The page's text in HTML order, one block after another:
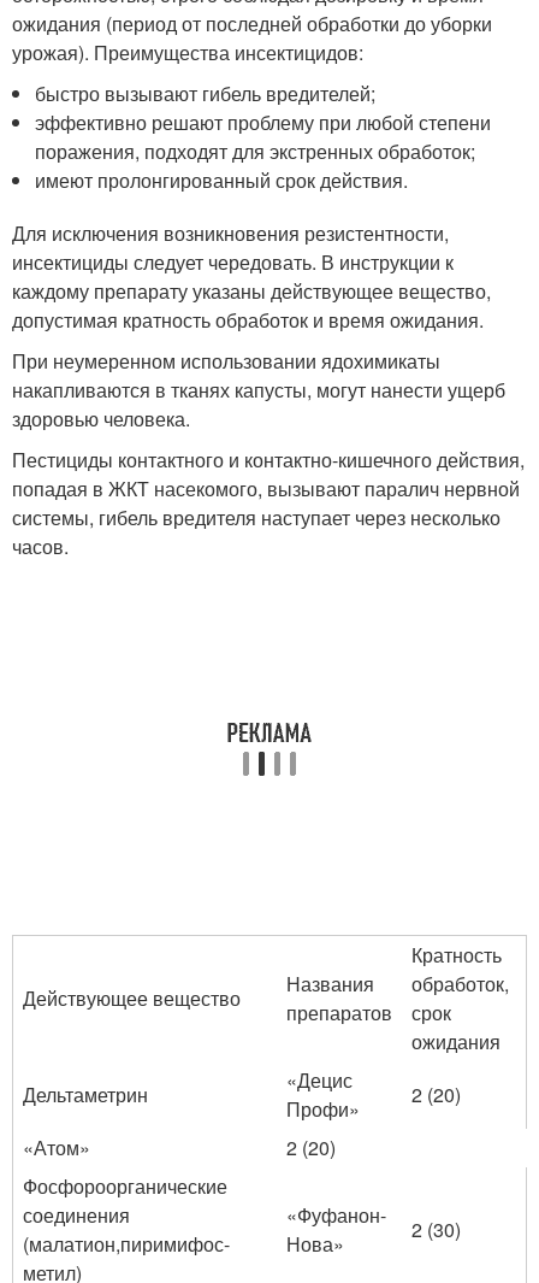
ожидания (период от последней обработки до уборки
урожая). Преимущества инсектицидов:
быстро вызывают гибель вредителей;
эффективно решают проблему при любой степени
поражения, подходят для экстренных обработок;
имеют пролонгированный срок действия.
Для исключения возникновения резистентности,
инсектициды следует чередовать. В инструкции к
каждому препарату указаны действующее вещество,
допустимая кратность обработок и время ожидания.
При неумеренном использовании ядохимикаты
накапливаются в тканях капусты, могут нанести ущерб
здоровью человека.
Пестициды контактного и контактно-кишечного действия,
попадая в ЖКТ насекомого, вызывают паралич нервной
системы, гибель вредителя наступает через несколько
часов.
Действующее вещество
Названия
препаратов
Кратность
обработок,
срок
ожидания
Дельтаметрин
«Децис
Профи»
2 (20)
«Атом»
2 (20)
Фосфороорганические
соединения
(малатион,пиримифос-
метил)
«Фуфанон-
Нова»
2 (30)